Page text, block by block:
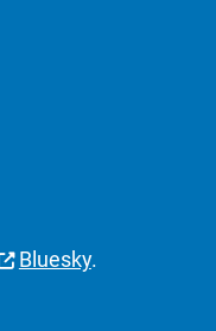
Bluesky.